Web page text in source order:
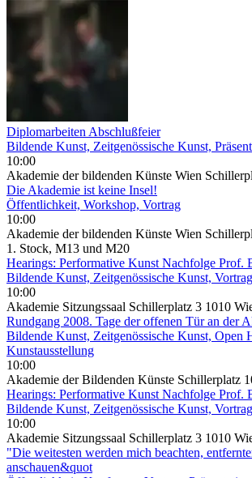
Diplomarbeiten Abschlußfeier
Bildende Kunst, Zeitgenössische Kunst,
10:00
Akademie der bildenden Künste Wien
Die Akademie ist keine Insel!
Öffentlichkeit, Workshop, Vortrag
10:00
Akademie der bildenden Künste Wien
1. Stock, M13 und M20
Hearings: Performative Kunst ­Nachfolge Prof.
Bildende Kunst, Zeitgenössische Kunst,
10:00
Akademie Sitzungssaal Schillerplatz 3 1010
Rundgang 2008. Tage der offenen Tür an der
Bildende Kunst, Zeitgenössische Kunst, Open
Kunstausstellung
10:00
Akademie der Bildenden Künste Schillerplatz
Hearings: Performative Kunst ­Nachfolge Prof.
Bildende Kunst, Zeitgenössische Kunst, Vortrag
10:00
Akademie Sitzungssaal Schillerplatz 3 1010
"Die weitesten werden mich beachten,
anschauen&quot